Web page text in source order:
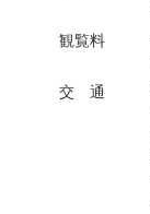
観覧料
交 通